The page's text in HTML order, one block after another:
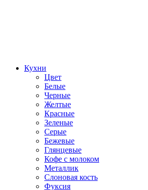
Кухни
Цвет
Белые
Черные
Желтые
Красные
Зеленые
Серые
Бежевые
Глянцевые
Кофе с молоком
Металлик
Слоновая кость
Фуксия